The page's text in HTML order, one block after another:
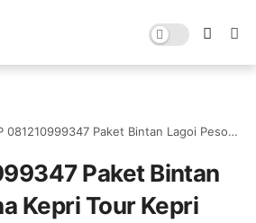
Paket Bintan Lagoi Pesona Kepri Tour Kepri tour be bintan
Paket Bintan
Kepri Tour Kepri